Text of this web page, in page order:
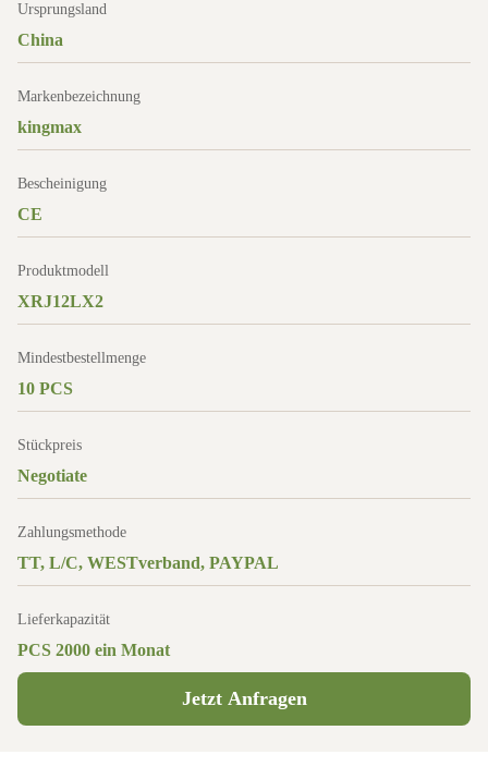
Ursprungsland
China
Markenbezeichnung
kingmax
Bescheinigung
CE
Produktmodell
XRJ12LX2
Mindestbestellmenge
10 PCS
Stückpreis
Negotiate
Zahlungsmethode
TT, L/C, WESTverband, PAYPAL
Lieferkapazität
PCS 2000 ein Monat
Jetzt Anfragen